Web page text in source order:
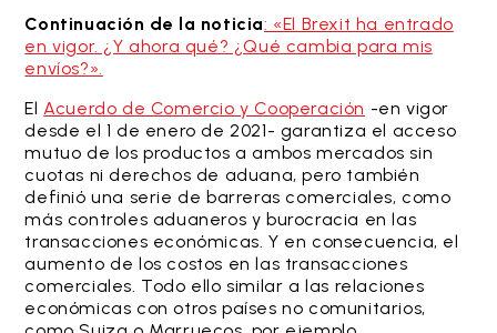
Continuación de la noticia: «El Brexit ha entrado
en vigor. ¿Y ahora qué? ¿Qué cambia para mis
envíos?».
ElAcuerdo de Comercio y Cooperación -en vigor
desde el 1 de enero de 2021- garantiza el acceso
mutuo de los productos a ambos mercados sin
cuotas ni derechos de aduana, pero también
definió una serie de barreras comerciales, como
más controles aduaneros y burocracia en las
transacciones económicas. Y en consecuencia, el
aumento de los costos en las transacciones
comerciales. Todo ello similar a las relaciones
económicas con otros países no comunitarios,